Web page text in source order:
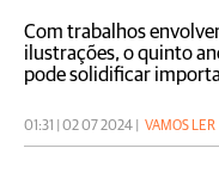
Com trabalhos
ilustrações, o quinto
pode solidificar
01:31 | 02 07 2024 | VAMOS LER